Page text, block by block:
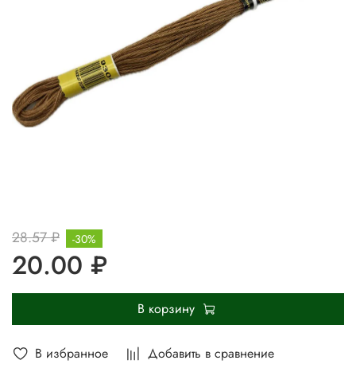
В избранное Добавить в сравнение
28.57 ₽
20.00 ₽
-30%
В корзину